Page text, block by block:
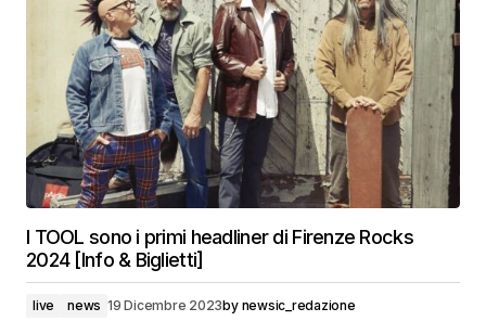
I TOOL sono i primi headliner di Firenze Rocks
2024 [Info & Biglietti]
live news 19 Dicembre 2023by newsic_redazione